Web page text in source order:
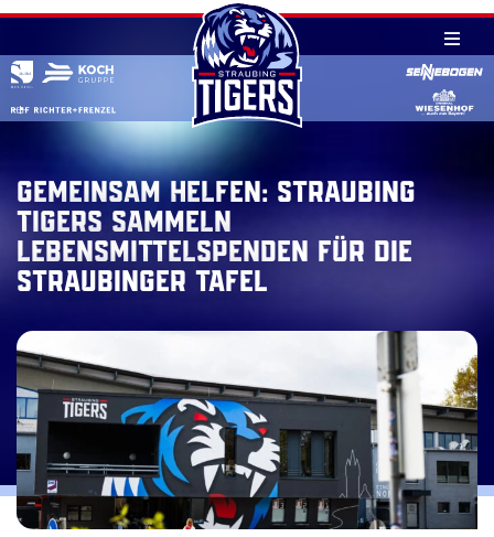
Skip
content
Gemeinsam helfen: Straubing
Tigers sammeln
Lebensmittelspenden für die
Straubinger Tafel